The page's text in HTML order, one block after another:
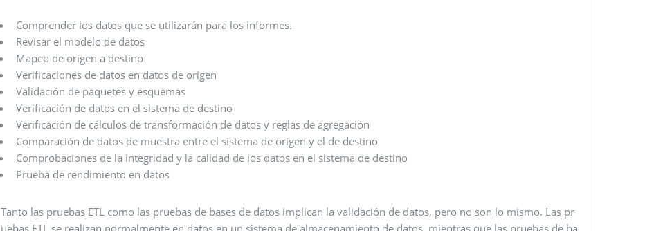
Comprender los datos que se utilizarán para los informes.
Revisar el modelo de datos
Mapeo de origen a destino
Verificaciones de datos en datos de origen
Validación de paquetes y esquemas
Verificación de datos en el sistema de destino
Verificación de cálculos de transformación de datos y reglas de agregación
Comparación de datos de muestra entre el sistema de origen y el de destino
Comprobaciones de la integridad y la calidad de los datos en el sistema de destino
Prueba de rendimiento en datos
Tanto las pruebas ETL como las pruebas de bases de datos implican la validación de datos, pero no son lo mismo. Las pr
uebas ETL se realizan normalmente en datos en un sistema de almacenamiento de datos, mientras que las pruebas de ba